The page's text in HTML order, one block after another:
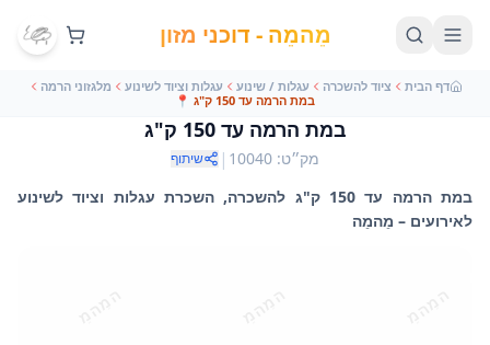
מֵהמֵה - דוכני מזון
דף הבית ציוד להשכרה עגלות / שינוע עגלות וציוד לשינוע
מלגזוני הרמה
במת הרמה עד 150 ק"ג
📍
במת הרמה עד 150 ק"ג
מק״ט:
10040
| שיתוף
במת הרמה עד 150 ק"ג להשכרה, השכרת עגלות וציוד לשינוע
לאירועים – מֵהמֵה